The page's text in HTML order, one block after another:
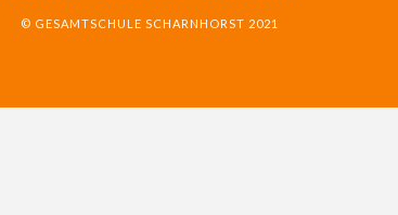
© GESAMTSCHULE SCHARNHORST 2021